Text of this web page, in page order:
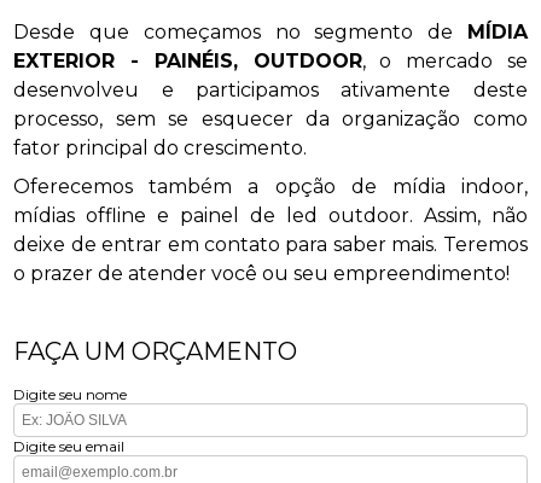
Desde que começamos no segmento de MÍDIA
EXTERIOR - PAINÉIS, OUTDOOR, o mercado se
desenvolveu e participamos ativamente deste
processo, sem se esquecer da organização como
fator principal do crescimento.
Oferecemos também a opção de mídia indoor,
mídias offline e painel de led outdoor. Assim, não
deixe de entrar em contato para saber mais. Teremos
o prazer de atender você ou seu empreendimento!
FAÇA UM ORÇAMENTO
Digite seu nome
Digite seu email